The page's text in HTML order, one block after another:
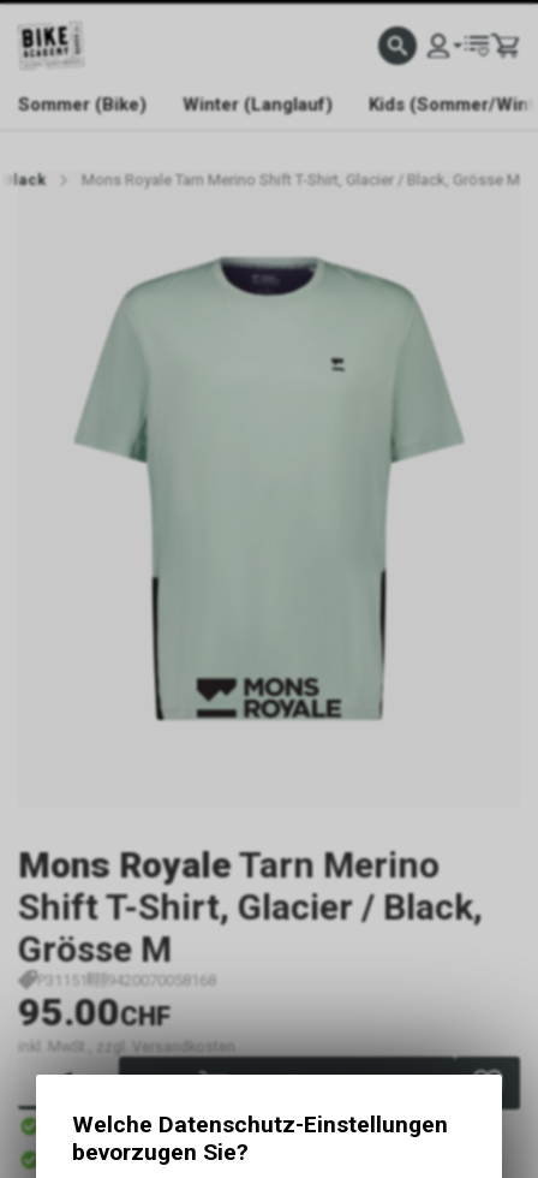
WELCOME TO BIKE ACADEMY
Sommer (Bike) Winter (Langlauf) Kids (Sommer/
Black Mons Royale Tarn Merino Shift T-Shirt, Glacier / Black, Grösse M
Mons RoyaleTarn Merino
Shift T-Shirt, Glacier / Black,
Grösse M
P31151 9420070058168
95.00CHF
inkl. MwSt., zzgl. Versandkosten
Sofort verfügbar
Versand
Sofort abholbar
Abholung BIKE ACADEMY DAVOS
Welche Datenschutz-Einstellungen
bevorzugen Sie?